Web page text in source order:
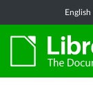
English